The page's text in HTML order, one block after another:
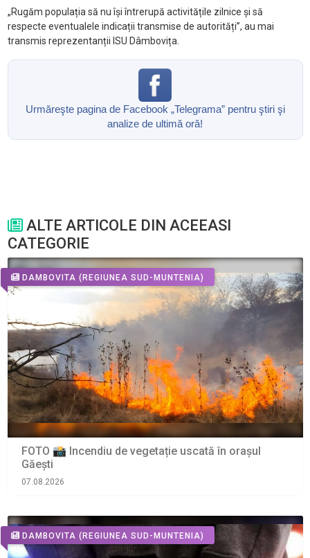
„Rugăm populația să nu își întrerupă activitățile zilnice și să
respecte eventualele indicații transmise de autorități”, au mai
transmis reprezentanții ISU Dâmbovița.
Urmăreşte pagina de Facebook „Telegrama” pentru ştiri şi
analize de ultimă oră!
ALTE ARTICOLE DIN ACEEASI
CATEGORIE
DAMBOVITA (REGIUNEA SUD-MUNTENIA)
FOTO 📸 Incendiu de vegetație uscată în orașul
Găești
07.08.2026
DAMBOVITA (REGIUNEA SUD-MUNTENIA)